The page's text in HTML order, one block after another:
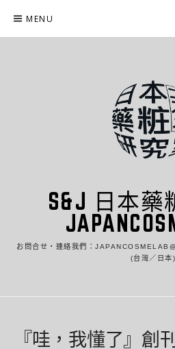
content
MENU
S&J 日本藥
お問合せ・連絡我們：
(台灣／日本)
『哇，我懂了』創